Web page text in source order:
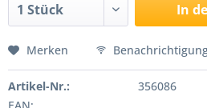
In
Merken
Artikel-Nr.:
356086